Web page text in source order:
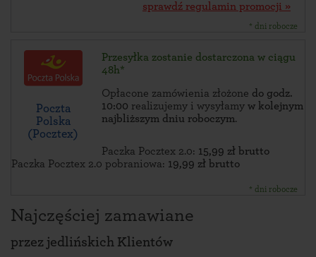
sprawdź regulamin promocji »
* dni robocze
Poczta
Polska
(Pocztex)
Przesyłka zostanie dostarczona w ciągu
48h*
Opłacone zamówienia złożone do godz.
10:00 realizujemy i wysyłamy w kolejnym
najbliższym dniu roboczym.
Paczka Pocztex 2.0: 15,99 zł brutto
Paczka Pocztex 2.0 pobraniowa: 19,99 zł brutto
* dni robocze
Najczęściej zamawiane
przez jedlińskich Klientów